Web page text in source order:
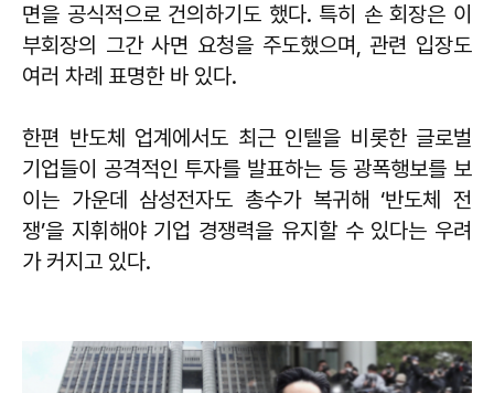
면을 공식적으로 건의하기도 했다. 특히 손 회장은 이
부회장의 그간 사면 요청을 주도했으며, 관련 입장도
여러 차례 표명한 바 있다.
한편 반도체 업계에서도 최근 인텔을 비롯한 글로벌
기업들이 공격적인 투자를 발표하는 등 광폭행보를 보
이는 가운데 삼성전자도 총수가 복귀해 ‘반도체 전
쟁’을 지휘해야 기업 경쟁력을 유지할 수 있다는 우려
가 커지고 있다.